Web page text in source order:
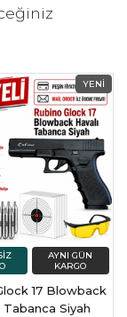
17 Blowback
Tabanca Siyah